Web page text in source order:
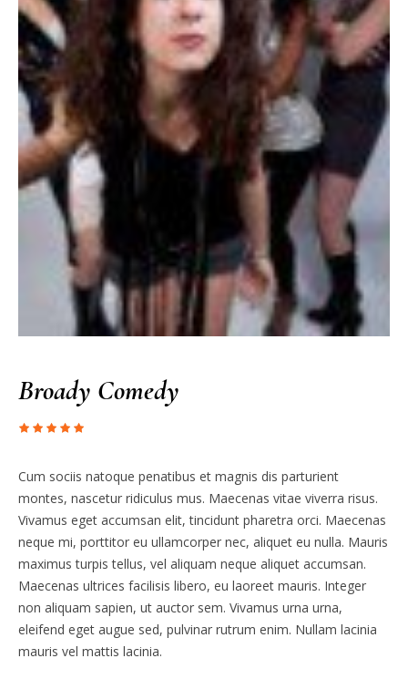
Broady Comedy
Cum sociis natoque penatibus et magnis dis parturient
montes, nascetur ridiculus mus. Maecenas vitae viverra risus.
Vivamus eget accumsan elit, tincidunt pharetra orci. Maecenas
neque mi, porttitor eu ullamcorper nec, aliquet eu nulla. Mauris
maximus turpis tellus, vel aliquam neque aliquet accumsan.
Maecenas ultrices facilisis libero, eu laoreet mauris. Integer
non aliquam sapien, ut auctor sem. Vivamus urna urna,
eleifend eget augue sed, pulvinar rutrum enim. Nullam lacinia
mauris vel mattis lacinia.